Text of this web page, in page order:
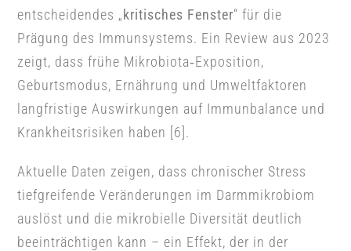
entscheidendes „kritisches Fenster“ für die
Prägung des Immunsystems. Ein Review aus 2023
zeigt, dass frühe Mikrobiota‑Exposition,
Geburtsmodus, Ernährung und Umweltfaktoren
langfristige Auswirkungen auf Immunbalance und
Krankheitsrisiken haben [6].
Aktuelle Daten zeigen, dass chronischer Stress
tiefgreifende Veränderungen im Darmmikrobiom
auslöst und die mikrobielle Diversität deutlich
beeinträchtigen kann – ein Effekt, der in der